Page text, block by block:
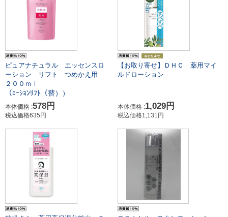
ピュアナチュラル エッセンスロ
ーション リフト つめかえ用
２００ｍｌ
（ﾛｰｼｮﾝﾘﾌﾄ（替））
本体価格 :578円
税込価格635円
【お取り寄せ】ＤＨＣ 薬用マイ
ルドローション
本体価格 :1,029円
税込価格1,131円